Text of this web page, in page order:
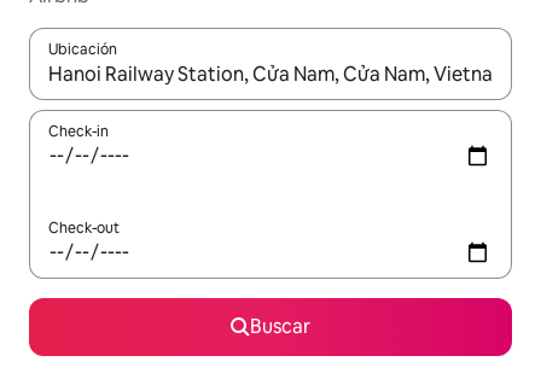
Ubicación
Cuando los resultados estén disponibles, navegá con las
Check-in
Check-out
Buscar